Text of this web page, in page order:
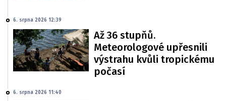
6. srpna 2026 12:39
Až 36 stupňů.
Meteorologové upřesnili
výstrahu kvůli tropickému
počasí
6. srpna 2026 11:40